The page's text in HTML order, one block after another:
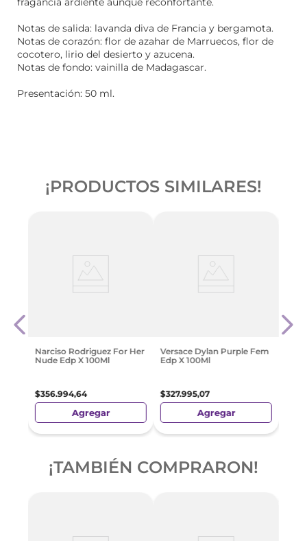
Notas de salida: lavanda diva de Francia y bergamota.
Notas de corazón: flor de azahar de Marruecos, flor de
cocotero, lirio del desierto y azucena.
Notas de fondo: vainilla de Madagascar.
Presentación: 50 ml.
¡PRODUCTOS SIMILARES!
Narciso Rodriguez For Her
Nude Edp X 100Ml
$356.994,64
Agregar
Versace Dylan Purple Fem
Edp X 100Ml
$327.995,07
Agregar
¡TAMBIÉN COMPRARON!